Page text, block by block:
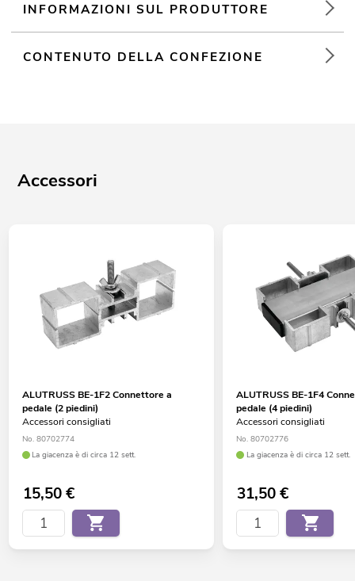
INFORMAZIONI SUL PRODUTTORE
CONTENUTO DELLA CONFEZIONE
Accessori
ALUTRUSS BE-1F2 Connettore a
pedale (2 piedini)
Accessori consigliati
No. 80702774
La giacenza è di circa 12 sett.
15,50€
ALUTRUSS BE-1F4
pedale (4 piedini)
Accessori consigliati
No. 80702776
La giacenza è di circa 12 sett.
31,50€